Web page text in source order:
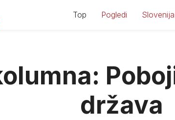
Top Pogledi Slovenija
država